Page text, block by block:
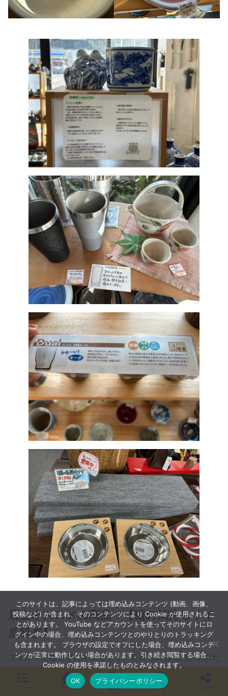
店主オススメの商品 【猫の気持ちイイ
爪研ぎ】
フェルト生地でクズが出にくく、長持ちの猫用の爪研ぎだ
そうです。中には、気に入ってくれない猫もいるみたいで
ホーム 検索 トップ
このサイトは、記事によっては埋め込みコンテンツ (動画、画像、
投稿など) が含まれ、そのコンテンツにより Cookie が使用されるこ
とがあります。 YouTube などアカウントを使ってそのサイトにロ
グイン中の場合、埋め込みコンテンツとのやりとりのトラッキング
も含まれます。 ブラウザの設定でオフにした場合、埋め込みコンテ
ンツが正常に動作しない場合があります。引き続き閲覧する場合、
Cookie の使用を承諾したものとみなされます。
OK
プライバシーポリシー